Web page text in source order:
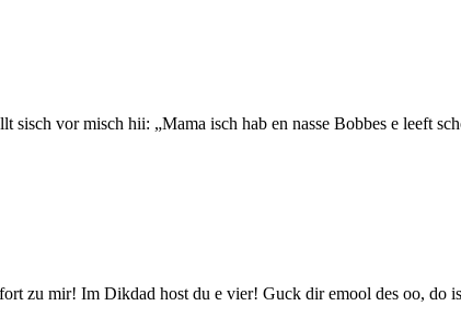
sisch vor misch hii: „Mama isch hab en nasse Bobbes e leeft
zu mir! Im Dikdad host du e vier! Guck dir emool des oo, do